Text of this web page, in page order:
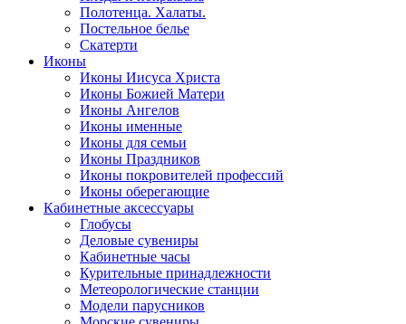
Полотенца. Халаты.
Постельное белье
Скатерти
Иконы
Иконы Иисуса Христа
Иконы Божией Матери
Иконы Ангелов
Иконы именные
Иконы для семьи
Иконы Праздников
Иконы покровителей профессий
Иконы оберегающие
Кабинетные аксессуары
Глобусы
Деловые сувениры
Кабинетные часы
Курительные принадлежности
Метеорологические станции
Модели парусников